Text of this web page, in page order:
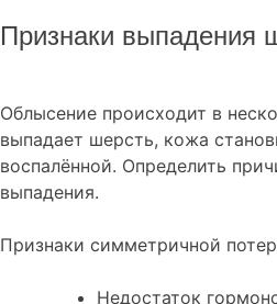
Признаки выпадения
Облысение происходит в
выпадает шерсть, кожа
воспалённой. Определить
выпадения.
Признаки симметричной
Недостаток